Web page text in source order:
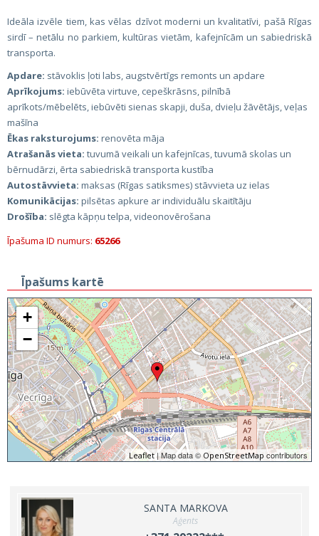
Ideāla izvēle tiem, kas vēlas dzīvot moderni un kvalitatīvi, pašā Rīgas
sirdī – netālu no parkiem, kultūras vietām, kafejnīcām un sabiedriskā
transporta.
Apdare: stāvoklis ļoti labs, augstvērtīgs remonts un apdare
Aprīkojums: iebūvēta virtuve, cepeškrāsns, pilnībā
aprīkots/mēbelēts, iebūvēti sienas skapji, duša, dvieļu žāvētājs, veļas
mašīna
Ēkas raksturojums: renovēta māja
Atrašanās vieta: tuvumā veikali un kafejnīcas, tuvumā skolas un
bērnudārzi, ērta sabiedriskā transporta kustība
Autostāvvieta: maksas (Rīgas satiksmes) stāvvieta uz ielas
Komunikācijas: pilsētas apkure ar individuālu skaitītāju
Drošība: slēgta kāpņu telpa, videonovērošana
Īpašuma ID numurs: 65266
Īpašums kartē
+
−
Leaflet| Map data © OpenStreetMap contributors
SANTA MARKOVA
Aģents